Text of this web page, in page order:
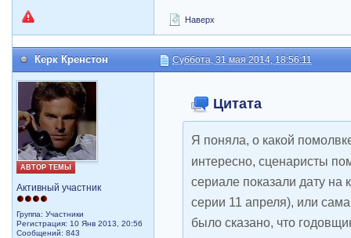
Наверх
Керк Кренстон Суббота, 31 мая 2014, 18:56:11
АВТОР ТЕМЫ
Активный участник
Группа: Участники
Регистрация: 10 Янв 2013, 20:56
Сообщений: 843
Цитата
Я поняла, о какой
интересно, сценаристы
сериале показали дату на
серии 11 апреля), или
было сказано, что